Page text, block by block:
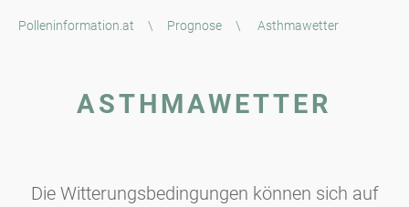
Polleninformation.at \ Prognose \ Asthmawetter
ASTHMAWETTER
Die Witterungsbedingungen können sich auf